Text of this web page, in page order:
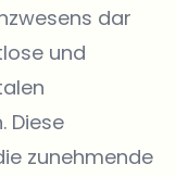
dar
und
Diese
zunehmende